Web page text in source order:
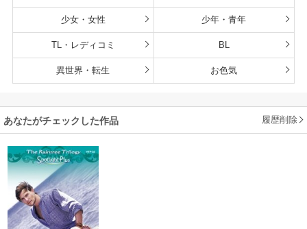
少女・女性 少年・青年
TL・レディコミ BL
異世界・転生 お色気
あなたがチェックした作品 履歴削除